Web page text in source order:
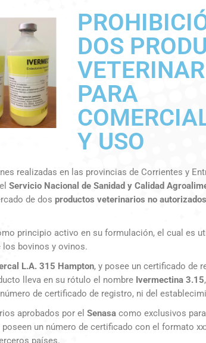
DOS
PARA
Y USO
realizadas en las provincias de Corrientes y
Servicio Nacional de Sanidad y Calidad
de dos productos veterinarios no
principio activo en su formulación, el cual es
los bovinos y ovinos.
L.A. 315 Hampton, y posee un certificado de
lleva en su rótulo el nombre Ivermectina 3.15
de certificado de registro, ni del
aprobados por el Senasa como exclusivos
un número de certificado con el formato
países.